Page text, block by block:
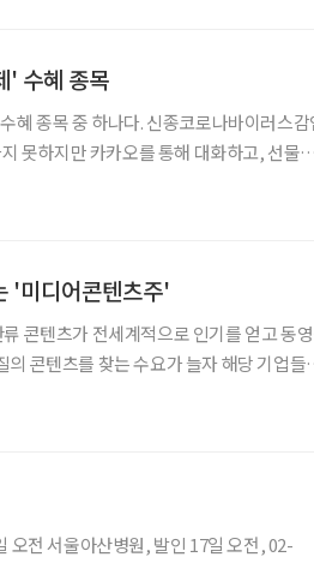
' 수혜 종목
종목 중 하나다. 신종코로나바이러스감
못하지만 카카오를 통해 대화하고, 선물을
'미디어콘텐츠주'
콘텐츠가 전세계적으로 인기를 얻고 동
콘텐츠를 찾는 수요가 늘자 해당 기업들
전 서울아산병원, 발인 17일 오전, 02-